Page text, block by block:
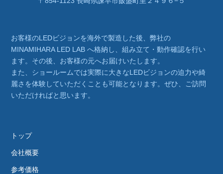
お客様のLEDビジョンを海外で製造した後、弊社の
MINAMIHARA LED LAB へ格納し、組み立て・動作確認を行い
ます。その後、お客様の元へお届けいたします。
また、ショールームでは実際に大きなLEDビジョンの迫力や綺
麗さを体験していただくことも可能となります。ぜひ、ご訪問
いただければと思います。
トップ
会社概要
参考価格